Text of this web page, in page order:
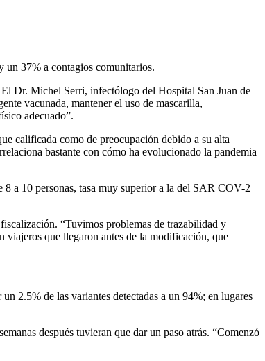
un 37% a contagios comunitarios.
Dr. Michel Serri, infectólogo del Hospital San Juan de
vacunada, mantener el uso de mascarilla,
adecuado”.
calificada como de preocupación debido a su alta
bastante con cómo ha evolucionado la pandemia
a 10 personas, tasa muy superior a la del SAR COV-2
“Tuvimos problemas de trazabilidad y
viajeros que llegaron antes de la modificación, que
2.5% de las variantes detectadas a un 94%; en lugares
después tuvieran que dar un paso atrás. “Comenzó